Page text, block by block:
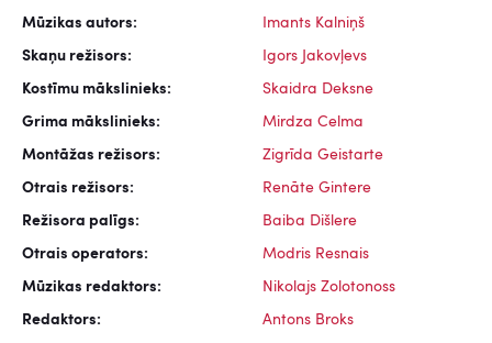
Mūzikas autors: Imants Kalniņš
Skaņu režisors: Igors Jakovļevs
Kostīmu mākslinieks: Skaidra Deksne
Grima mākslinieks: Mirdza Celma
Montāžas režisors: Zigrīda Geistarte
Otrais režisors: Renāte Gintere
Režisora palīgs: Baiba Dišlere
Otrais operators: Modris Resnais
Mūzikas redaktors: Nikolajs Zolotonoss
Redaktors: Antons Broks